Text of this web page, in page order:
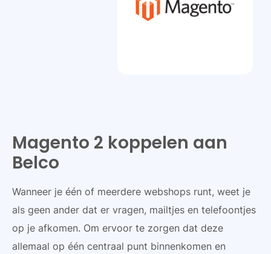
Magento 2 koppelen aan
Belco
Wanneer je één of meerdere webshops runt, weet je
als geen ander dat er vragen, mailtjes en telefoontjes
op je afkomen. Om ervoor te zorgen dat deze
allemaal op één centraal punt binnenkomen en